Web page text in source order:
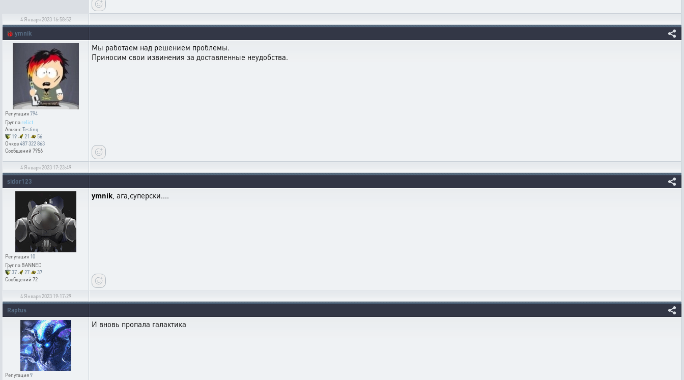
4 Января 2023 16:58:52
🐞 ymnik
Репутация794
Группа relict
АльянсTesting
19
21
56
Очков487 322 863
Сообщений 7956
Мы работаем над решением проблемы.
Приносим свои извинения за доставленные неудобства.
4 Января 2023 17:23:49
sidor123
Репутация 10
Группа BANNED
37
27
37
Сообщений 72
ymnik, ага,суперски....
4 Января 2023 19:17:29
Raptus
Репутация9
И вновь пропала галактика